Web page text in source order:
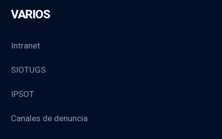
VARIOS
Intranet
SIOTUGS
IPSOT
Canales de denuncia